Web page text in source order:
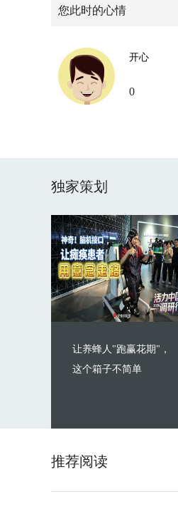
您此时的心情
开心
0
独家策划
让养蜂人"跑赢花期"，
这个箱子不简单
推荐阅读